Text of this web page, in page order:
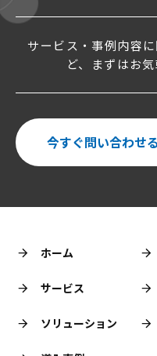
サービス・事例内容
ど、まずはお
今すぐ問い合わせる
ホーム
サービス
ソリューション